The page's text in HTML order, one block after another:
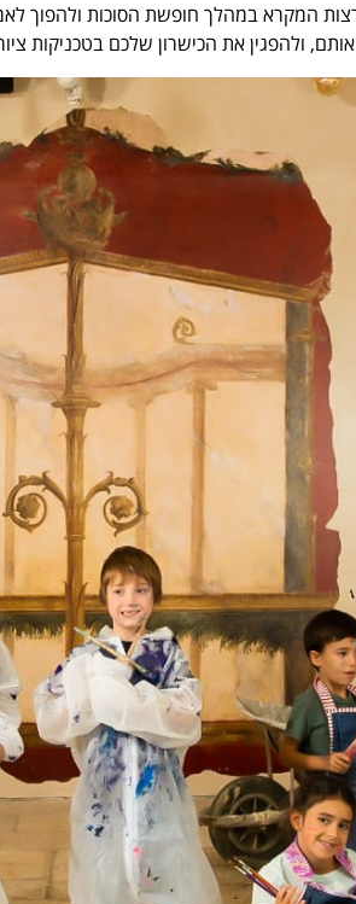
ארצות המקרא במהלך חופשת הסוכות ולהפוך
ולהפגין את הכישרון שלכם בטכניקות